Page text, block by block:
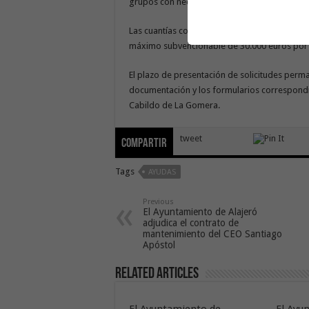
Las cuantías concedidas no podrán superar
máximo subvencionable de 30.000 euros
El plazo de presentación de solicitudes
documentación y los formularios
Cabildo de La Gomera.
Compartir tweet
Tags AYUDAS
Previous
El Ayuntamiento de Alajeró
adjudica el contrato de
mantenimiento del CEO Santiago
Apóstol
Related Articles